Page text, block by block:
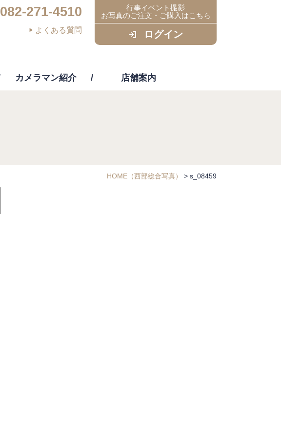
082-271-4510
よくある質問
行事イベント撮影
お写真のご注文・ご購入はこちら
ログイン
カメラマン紹介 店舗案内
HOME （西部総合写真） > s_08459